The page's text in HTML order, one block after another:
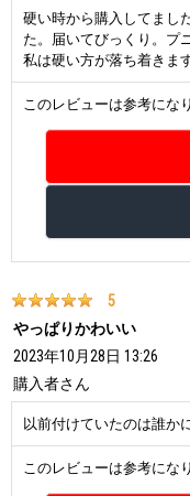
硬い時から購入してまし
た。届いてびっくり。プ
私は硬い方が落ち着きます
このレビューは参考にな
5
やっぱりかわいい
2023年10月28日 13:26
購入者さん
以前付けていたのは誰か
このレビューは参考にな